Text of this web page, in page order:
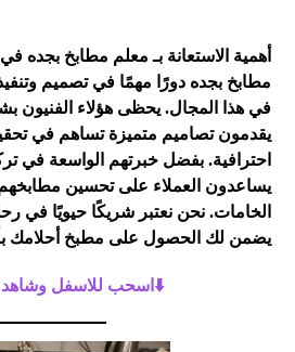
أهمية الاستعانة بـ معلم مطابخ بجده
مطابخ بجده دورًا مهمًا في تصميم
في هذا المجال. يحظى هؤلاء الفنيون
يقدمون تصاميم متميزة تساهم في
احترافية. بفضل خبرتهم الواسعة في
يساعدون العملاء على تحسين
الخامات. نحن نعتبر شريكًا حيويًا في
يضمن لك الحصول على مطبخ أحلامك
⬇️اسحب للاسفل وشاهد